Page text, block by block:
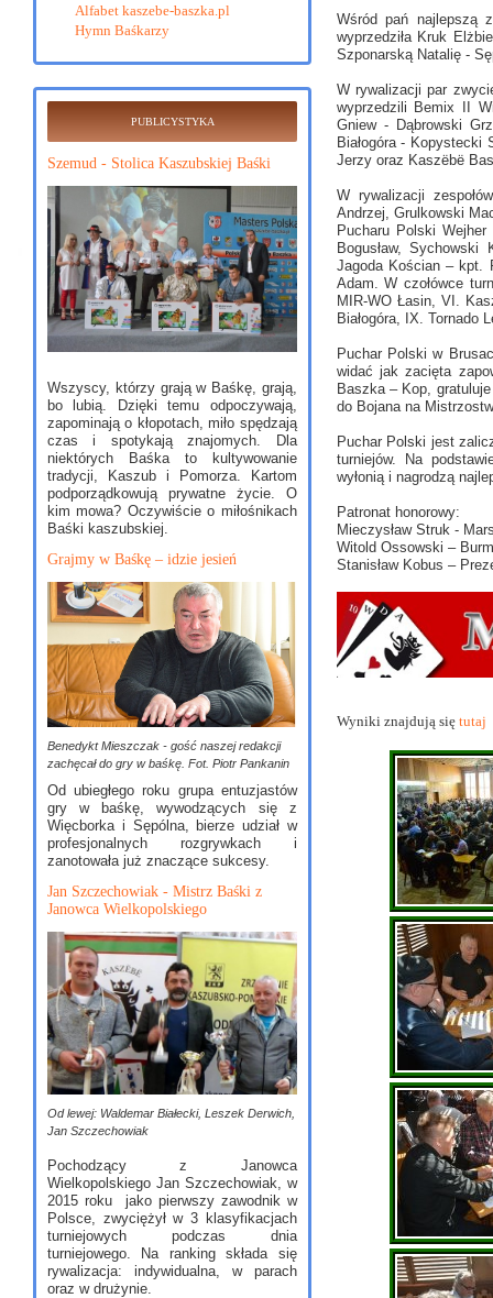
Alfabet kaszebe-baszka.pl
Hymn Baśkarzy
PUBLICYSTYKA
Szemud - Stolica Kaszubskiej Baśki
Wszyscy, którzy grają w Baśkę, grają,
bo lubią. Dzięki temu odpoczywają,
zapominają o kłopotach, miło spędzają
czas i spotykają znajomych. Dla
niektórych Baśka to kultywowanie
tradycji, Kaszub i Pomorza. Kartom
podporządkowują prywatne życie. O
kim mowa? Oczywiście o miłośnikach
Baśki kaszubskiej.
Grajmy w Baśkę – idzie jesień
Benedykt Mieszczak - gość naszej redakcji
zachęcał do gry w baśkę. Fot. Piotr Pankanin
Od ubiegłego roku grupa entuzjastów
gry w baśkę, wywodzących się z
Więcborka i Sępólna, bierze udział w
profesjonalnych rozgrywkach i
zanotowała już znaczące sukcesy.
Jan Szczechowiak - Mistrz Baśki z
Janowca Wielkopolskiego
Od lewej: Waldemar Białecki, Leszek Derwich,
Jan Szczechowiak
Pochodzący z Janowca
Wielkopolskiego Jan Szczechowiak, w
2015 roku jako pierwszy zawodnik w
Polsce, zwyciężył w 3 klasyfikacjach
turniejowych podczas dnia
turniejowego. Na ranking składa się
rywalizacja: indywidualna, w parach
oraz w drużynie.
Wśród pań najlepszą
wyprzedziła Kruk
Szponarską Natalię -
W rywalizacji par
wyprzedzili Bemix II
Gniew - Dąbrowski
Białogóra -
Jerzy oraz Kaszëbë
W rywalizacji
Andrzej, Grulkowski
Pucharu Polski
Bogusław,
Jagoda Kościan – kpt.
Adam. W czołówce
MIR-WO Łasin, VI.
Białogóra, IX. Tornado
Puchar Polski w
widać jak zacięta
Baszka – Kop,
do Bojana na
Puchar Polski jest
turniejów. Na
wyłonią i nagrodzą
Patronat honorowy:
Mieczysław Struk -
Witold Ossowski –
Stanisław Kobus –
Wyniki znajdują siętutaj